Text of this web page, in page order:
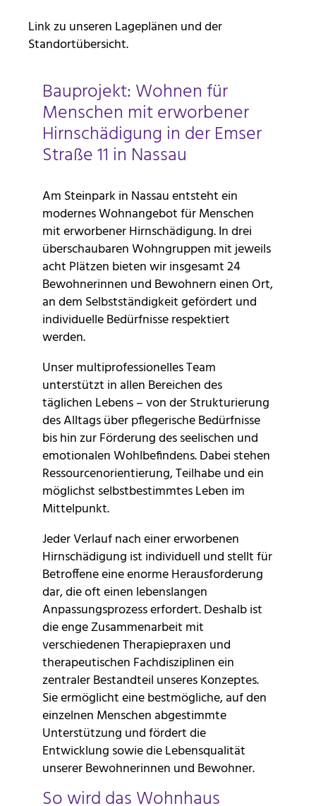
Link zu unseren Lageplänen und der
Standortübersicht.
Bauprojekt: Wohnen für
Menschen mit erworbener
Hirnschädigung in der Emser
Straße 11 in Nassau
Am Steinpark in Nassau entsteht ein
modernes Wohnangebot für Menschen
mit erworbener Hirnschädigung. In drei
überschaubaren Wohngruppen mit jeweils
acht Plätzen bieten wir insgesamt 24
Bewohnerinnen und Bewohnern einen Ort,
an dem Selbstständigkeit gefördert und
individuelle Bedürfnisse respektiert
werden.
Unser multiprofessionelles Team
unterstützt in allen Bereichen des
täglichen Lebens – von der Strukturierung
des Alltags über pflegerische Bedürfnisse
bis hin zur Förderung des seelischen und
emotionalen Wohlbefindens. Dabei stehen
Ressourcenorientierung, Teilhabe und ein
möglichst selbstbestimmtes Leben im
Mittelpunkt.
Jeder Verlauf nach einer erworbenen
Hirnschädigung ist individuell und stellt für
Betroffene eine enorme Herausforderung
dar, die oft einen lebenslangen
Anpassungsprozess erfordert. Deshalb ist
die enge Zusammenarbeit mit
verschiedenen Therapiepraxen und
therapeutischen Fachdisziplinen ein
zentraler Bestandteil unseres Konzeptes.
Sie ermöglicht eine bestmögliche, auf den
einzelnen Menschen abgestimmte
Unterstützung und fördert die
Entwicklung sowie die Lebensqualität
unserer Bewohnerinnen und Bewohner.
So wird das Wohnhaus